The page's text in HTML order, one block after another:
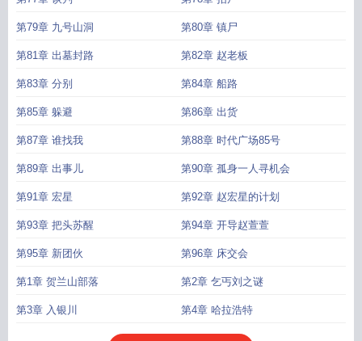
第79章 九号山洞 第80章 镇尸
第81章 出墓封路 第82章 赵老板
第83章 分别 第84章 船路
第85章 躲避 第86章 出货
第87章 谁找我 第88章 时代广场85号
第89章 出事儿 第90章 孤身一人寻机会
第91章 宏星 第92章 赵宏星的计划
第93章 把头苏醒 第94章 开导赵萱萱
第95章 新团伙 第96章 床交会
第1章 贺兰山部落 第2章 乞丐刘之谜
第3章 入银川 第4章 哈拉浩特